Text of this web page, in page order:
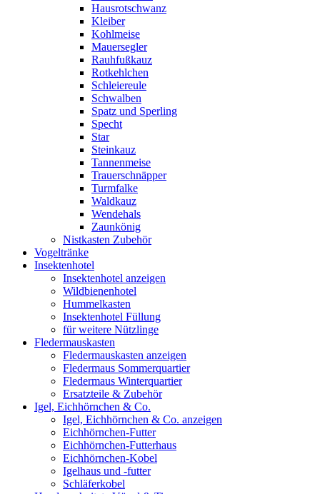
Hausrotschwanz
Kleiber
Kohlmeise
Mauersegler
Rauhfußkauz
Rotkehlchen
Schleiereule
Schwalben
Spatz und Sperling
Specht
Star
Steinkauz
Tannenmeise
Trauerschnäpper
Turmfalke
Waldkauz
Wendehals
Zaunkönig
Nistkasten Zubehör
Vogeltränke
Insektenhotel
Insektenhotel anzeigen
Wildbienenhotel
Hummelkasten
Insektenhotel Füllung
für weitere Nützlinge
Fledermauskasten
Fledermauskasten anzeigen
Fledermaus Sommerquartier
Fledermaus Winterquartier
Ersatzteile & Zubehör
Igel, Eichhörnchen & Co.
Igel, Eichhörnchen & Co. anzeigen
Eichhörnchen-Futter
Eichhörnchen-Futterhaus
Eichhörnchen-Kobel
Igelhaus und -futter
Schläferkobel